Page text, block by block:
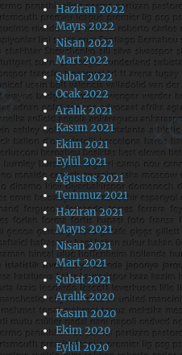
Haziran 2022
Mayıs 2022
Nisan 2022
Mart 2022
Şubat 2022
Ocak 2022
Aralık 2021
Kasım 2021
Ekim 2021
Eylül 2021
Ağustos 2021
Temmuz 2021
Haziran 2021
Mayıs 2021
Nisan 2021
Mart 2021
Şubat 2021
Aralık 2020
Kasım 2020
Ekim 2020
Eylül 2020